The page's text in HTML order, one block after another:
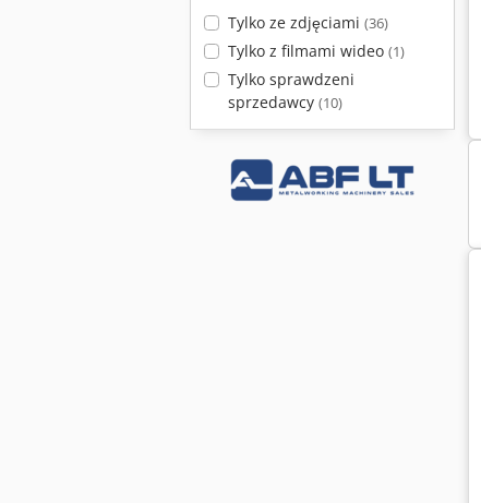
Tylko ze zdjęciami (36)
Tylko z filmami wideo (1)
Tylko sprawdzeni
sprzedawcy (10)